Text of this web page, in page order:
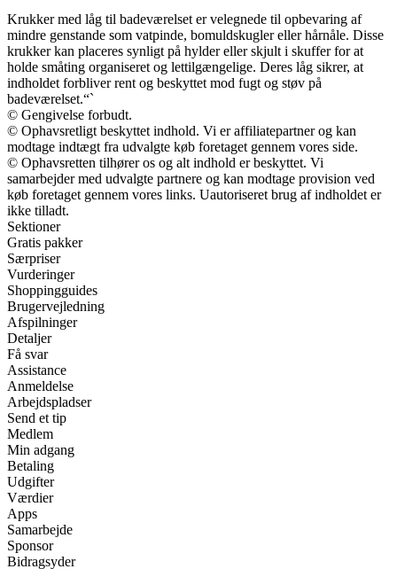
Krukker med låg til badeværelset er velegnede til opbevaring af
mindre genstande som vatpinde, bomuldskugler eller hårnåle. Disse
krukker kan placeres synligt på hylder eller skjult i skuffer for at
holde småting organiseret og lettilgængelige. Deres låg sikrer, at
indholdet forbliver rent og beskyttet mod fugt og støv på
badeværelset.“`
© Gengivelse forbudt.
© Ophavsretligt beskyttet indhold. Vi er affiliatepartner og kan
modtage indtægt fra udvalgte køb foretaget gennem vores side.
© Ophavsretten tilhører os og alt indhold er beskyttet. Vi
samarbejder med udvalgte partnere og kan modtage provision ved
køb foretaget gennem vores links. Uautoriseret brug af indholdet er
ikke tilladt.
Sektioner
Gratis pakker
Særpriser
Vurderinger
Shoppingguides
Brugervejledning
Afspilninger
Detaljer
Få svar
Assistance
Anmeldelse
Arbejdspladser
Send et tip
Medlem
Min adgang
Betaling
Udgifter
Værdier
Apps
Samarbejde
Sponsor
Bidragsyder